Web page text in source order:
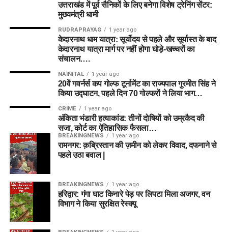
उत्तराखंड में पूर्व सैनिकों के लिए बनेगा विशेष ट्रेनिंग सेंटर:
मुख्यमंत्री धामी
RUDRAPRAYAG 1 year ago
केदारनाथ धाम यात्रा: सूर्योदय से पहले और सूर्यास्त के बाद
केदारनाथ यात्रा मार्ग पर नहीं होगा घोड़े-खच्चरों का
संचालन….
NAINITAL 1 year ago
20वें गवर्नर्स कप गोल्फ टूर्नामेंट का राज्यपाल गुरमीत सिंह ने
किया उद्घाटन, पहले दिन 70 गोल्फरों ने लिया भाग…
CRIME 1 year ago
अंकिता भंडारी हत्याकांड: तीनों दोषियों को उम्रकैद की
सजा, कोर्ट का ऐतिहासिक फैसला…
BREAKINGNEWS 1 year ago
रामनगर: क़ब्रिस्तान की ज़मीन को लेकर विवाद, दफनाने से
पहले उठा बवाल |
BREAKINGNEWS 1 year ago
हरिद्वार: गंगा घाट किनारे पेड़ पर लिपटा मिला अजगर, वन
विभाग ने किया सुरक्षित रेस्क्यू